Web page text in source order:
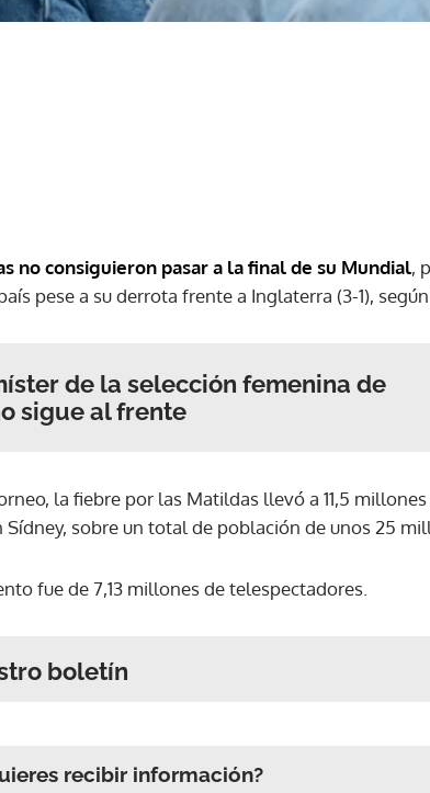
no consiguieron pasar a la final de su Mundial,
pese a su derrota frente a Inglaterra (3-1),
de la selección femenina de
sigue al frente
la fiebre por las Matildas llevó a 11,5
sobre un total de población de unos 25
fue de 7,13 millones de telespectadores.
boletín
recibir información?